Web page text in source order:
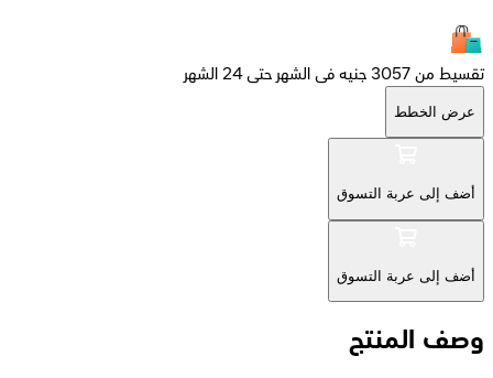
تقسيط من 3057 جنيه فى الشهر حتى 24 الشهر
عرض الخطط
أضف إلى عربة التسوق
أضف إلى عربة التسوق
وصف المنتج